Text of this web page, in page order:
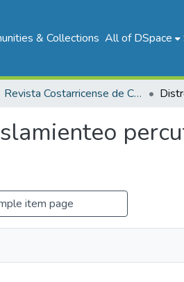
& Collections All of DSpace
Revista Costarricense de Cardiología
item page